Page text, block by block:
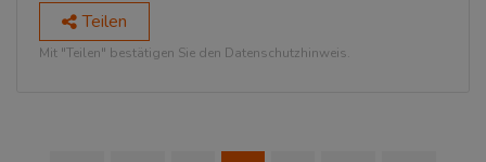
Teilen
Mit "Teilen" bestätigen Sie den Datenschutzhinweis.